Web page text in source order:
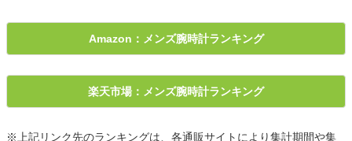
Amazon：メンズ腕時計ランキング
楽天市場：メンズ腕時計ランキング
※上記リンク先のランキングは、各通販サイトにより集計期間や集